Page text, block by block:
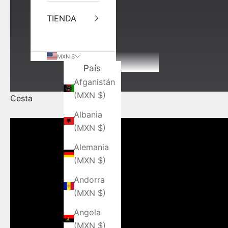
TIENDA
MXN $
País
Afganistán
(MXN $)
Albania
(MXN $)
Alemania
(MXN $)
Andorra
(MXN $)
Angola
(MXN $)
Cesta